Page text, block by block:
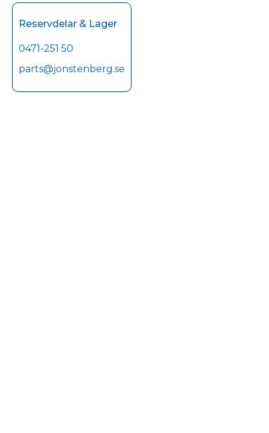
Reservdelar & Lager
0471-251 50
parts@jonstenberg.se